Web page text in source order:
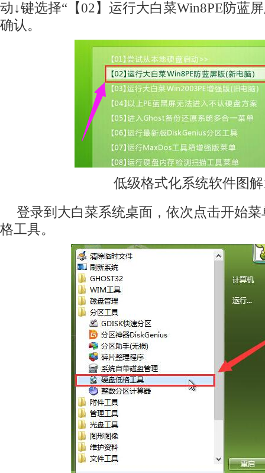
动↓键选择“【02】运行大白菜Win8PE防蓝
确认。
低级格式化系统软件图
登录到大白菜系统桌面，依次点击开始
格工具。